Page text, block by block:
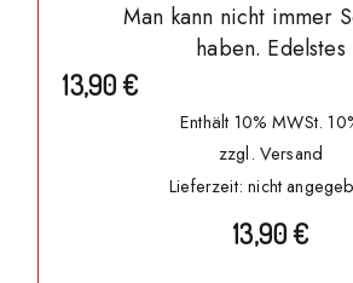
Man kann nicht immer
haben. Edelstes
13,90€
Enthält 10% MWSt.
zzgl. Versand
Lieferzeit: nicht
13,90€